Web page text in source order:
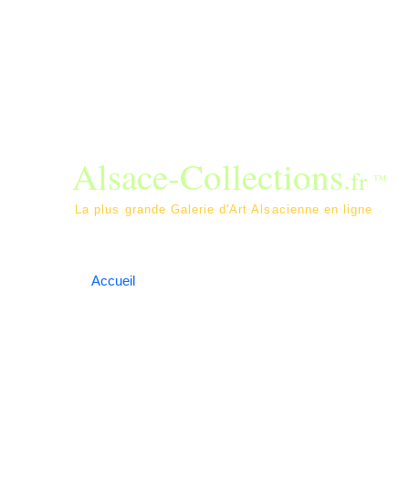
Alsace-Collections.fr TM
La plus grande Galerie d'Art
Accueil